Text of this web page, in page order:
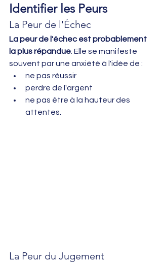
Identifier les Peurs
La Peur de l'Échec
La peur de l'échec est probablement
la plus répandue . Elle se manifeste
souvent par une anxiété à l'idée de :
ne pas réussir
perdre de l'argent
ne pas être à la hauteur des
attentes.
La Peur du Jugement